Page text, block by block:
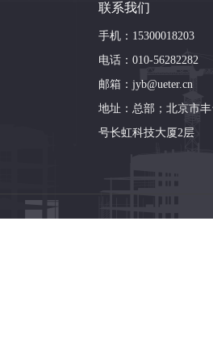
联系我们
手机：15300018203
电话：010-56282282
邮箱：jyb@ueter.cn
地址：总部；北京市
号长虹科技大厦2层